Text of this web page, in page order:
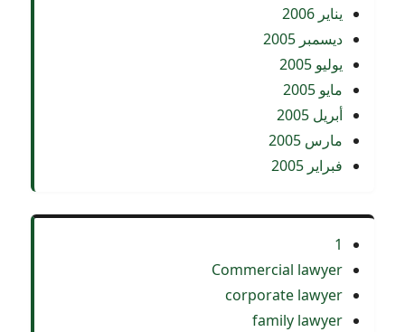
يناير 2006
ديسمبر 2005
يوليو 2005
مايو 2005
أبريل 2005
مارس 2005
فبراير 2005
1
Commercial lawyer
corporate lawyer
family lawyer